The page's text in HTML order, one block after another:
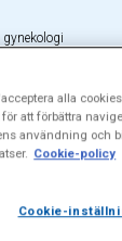
91
alla
att förbättra
användning och
Cookie-policy
Cookie-